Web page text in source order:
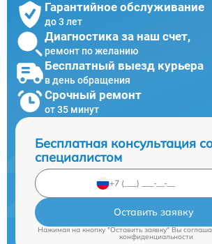
Гарантийное обслуживание
до 3 лет
Диагностика за наш счет,
ремонт по желанию
Бесплатный выезд курьера
в день обращения
Срочный ремонт
от 35 минут
Бесплатная консультация
специалистом
Оставить заявку
Нажимая на кнопку "Оставить заявку" Вы
конфиденциальности